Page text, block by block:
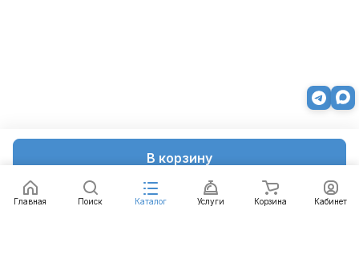
В корзину
Главная Поиск Каталог Услуги Корзина Кабинет